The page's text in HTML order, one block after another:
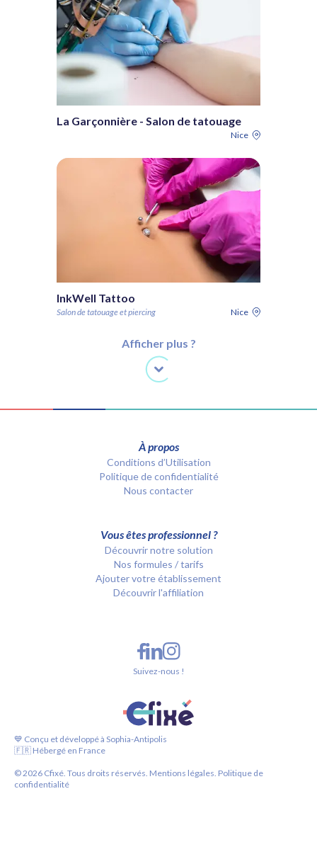
La Garçonnière - Salon de tatouage
Nice
InkWell Tattoo
Salon de tatouage et piercing Nice
Afficher plus ?
À propos
Conditions d’Utilisation
Politique de confidentialité
Nous contacter
Vous êtes professionnel ?
Découvrir notre solution
Nos formules / tarifs
Ajouter votre établissement
Découvrir l'affiliation
💙 Conçu et développé à Sophia-Antipolis
🇫🇷 Hébergé en France
©2026 Cfixé. Tous droits réservés. Mentions légales. Politique de
confidentialité
Suivez-nous !